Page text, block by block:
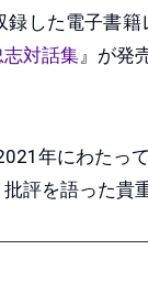
した電子書
対話集』が発
年にわたっ
評を語った貴